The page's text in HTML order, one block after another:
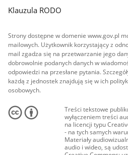
Klauzula RODO
Strony dostępne w domenie www.gov.pl
mailowych. Użytkownik korzystający z
mail zgadza się na przetwarzanie jego
dobrowolnie podanych danych w
odpowiedzi na przesłane pytania.
każdą z jednostek znajdują się w ich
osobowych.
Treści tekstowe
wyłączeniem treści
na licencji typu
- na tych samych
Materiały
audio i wideo, są